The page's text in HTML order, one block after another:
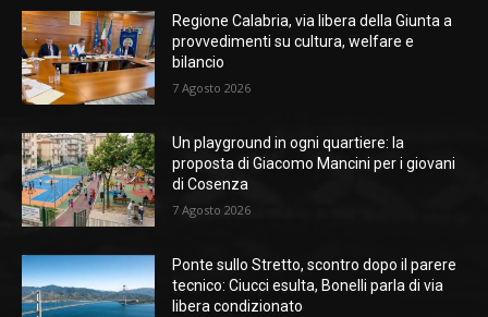
Regione Calabria, via libera della Giunta a
provvedimenti su cultura, welfare e
bilancio
7 Agosto 2026
Un playground in ogni quartiere: la
proposta di Giacomo Mancini per i giovani
di Cosenza
7 Agosto 2026
Ponte sullo Stretto, scontro dopo il parere
tecnico: Ciucci esulta, Bonelli parla di via
libera condizionato